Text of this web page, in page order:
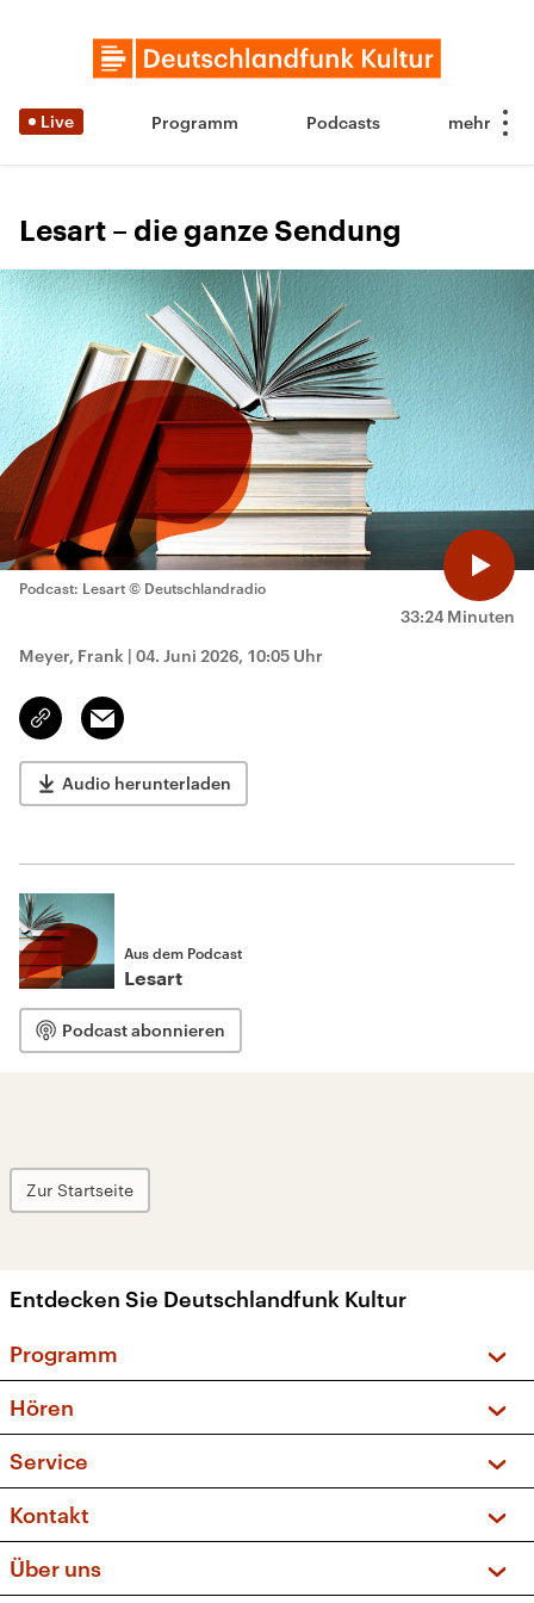
Live Programm Podcasts
Lesart – die ganze Sendung
33:24 Minuten
Podcast: Lesart © Deutschlandradio
Meyer, Frank | 04. Juni 2026, 10:05 Uhr
Link
kopieren/teilen
Email
Audio herunterladen
Aus dem Podcast
Lesart
Podcast abonnieren
Zur Startseite
Entdecken Sie Deutschlandfunk Kultur
Programm
Sendungen und Podcasts
Musikliste
Kakadu – Das Kinderprogramm
Hören
Frequenzen (UKW + DAB+)
Service
FAQ
Apps
Newsletter
Kontakt
Social Media
Über uns